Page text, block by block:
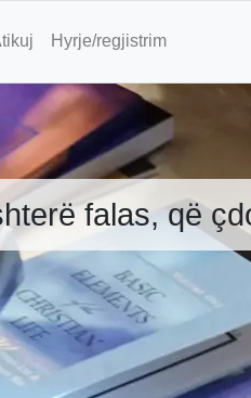
Hyrje/regjistrim
falas, që